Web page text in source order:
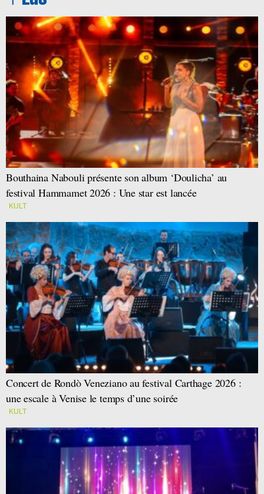
Bouthaina Nabouli présente son album ‘Doulicha’ au
festival Hammamet 2026 : Une star est lancée
KULT
Concert de Rondò Veneziano au festival Carthage 2026 :
une escale à Venise le temps d’une soirée
KULT